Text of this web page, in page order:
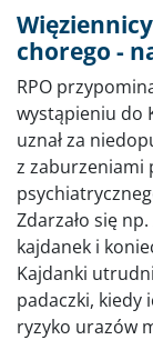
chorego -
RPO
wystąpieniu do
uznał za
z zaburzeniami
Zdarzało się
kajdanek i
Kajdanki
padaczki, kiedy
ryzyko urazów